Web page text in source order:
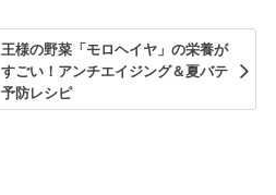
王様の野菜「モロヘイヤ」の栄養が
すごい！アンチエイジング＆夏バテ
予防レシピ